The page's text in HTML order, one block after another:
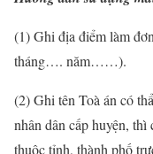
(1) Ghi địa điểm làm
tháng…. năm……).
(2) Ghi tên Toà án có
nhân dân cấp huyện, thì
thuộc tỉnh, thành phố